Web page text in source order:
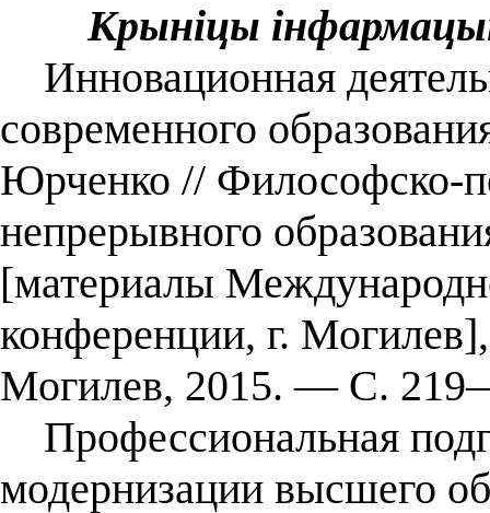
Крыніцы
Инновационная
современного
Юрченко // Философско-
непрерывного
[материалы
конференции, г.
Могилев, 2015. — С.
Профессиональная
модернизации высшего